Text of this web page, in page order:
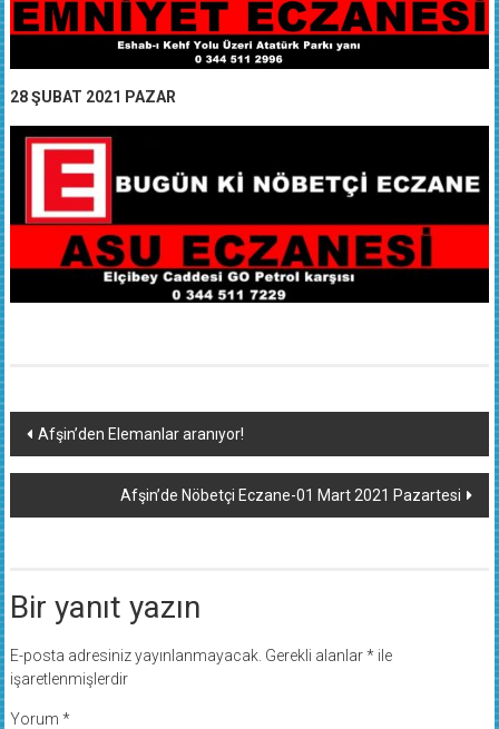
28 ŞUBAT 2021 PAZAR
Yazı
dolaşımı
Afşin’den Elemanlar aranıyor!
Afşin’de Nöbetçi Eczane-01 Mart 2021 Pazartesi
Bir yanıt yazın
E-posta adresiniz yayınlanmayacak. Gerekli alanlar*ile
işaretlenmişlerdir
Yorum *